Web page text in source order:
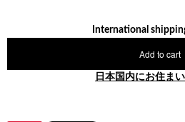
International
Add to cart
日本国内にお住ま